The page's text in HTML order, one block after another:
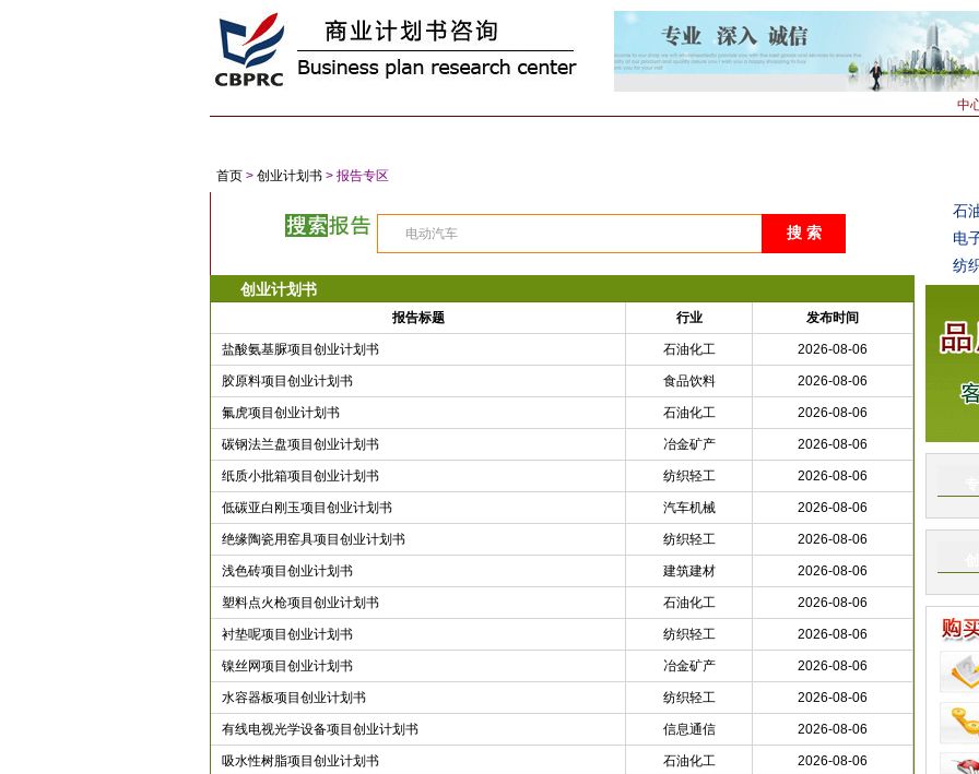
中
首页 > 创业计划书 > 报告专区
创业计划书
报告标题 行业 发布时间
盐酸氨基脲项目创业计划书 石油化工 2026-08-06
胶原料项目创业计划书 食品饮料 2026-08-06
氟虎项目创业计划书 石油化工 2026-08-06
碳钢法兰盘项目创业计划书 冶金矿产 2026-08-06
纸质小批箱项目创业计划书 纺织轻工 2026-08-06
低碳亚白刚玉项目创业计划书 汽车机械 2026-08-06
绝缘陶瓷用窑具项目创业计划书 纺织轻工 2026-08-06
浅色砖项目创业计划书 建筑建材 2026-08-06
塑料点火枪项目创业计划书 石油化工 2026-08-06
衬垫呢项目创业计划书 纺织轻工 2026-08-06
镍丝网项目创业计划书 冶金矿产 2026-08-06
水容器板项目创业计划书 纺织轻工 2026-08-06
有线电视光学设备项目创业计划书 信息通信 2026-08-06
吸水性树脂项目创业计划书 石油化工 2026-08-06
石
电
纺